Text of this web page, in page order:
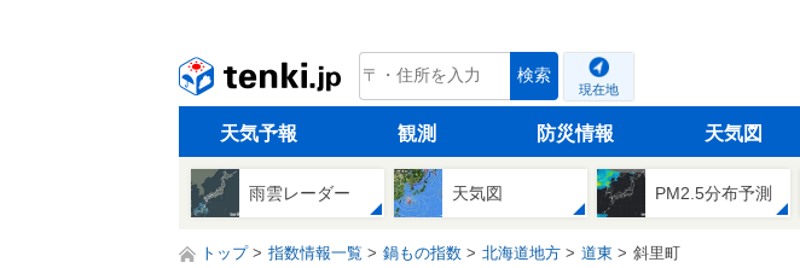
tenki.jp 検索
現在地
天気予報 観測 防災情報 天気図
雨雲レーダー 天気図 PM2.5分布予測
トップ 指数情報一覧 鍋もの指数 北海道地方 道東 斜里町